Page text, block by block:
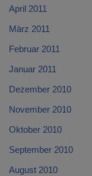
April 2011
März 2011
Februar 2011
Januar 2011
Dezember 2010
November 2010
Oktober 2010
September 2010
August 2010